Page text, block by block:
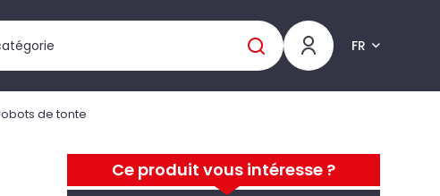
FR
de tonte
Ce produit vous intéresse ?